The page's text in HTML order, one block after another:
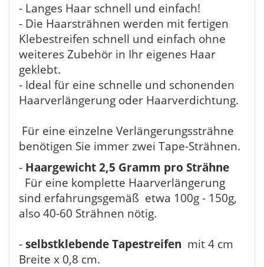
- Langes Haar schnell und einfach!
- Die Haarsträhnen werden mit fertigen
Klebestreifen schnell und einfach ohne
weiteres Zubehör in Ihr eigenes Haar
geklebt.
- Ideal für eine schnelle und schonenden
Haarverlängerung oder Haarverdichtung.
Für eine einzelne Verlängerungssträhne
benötigen Sie immer zwei Tape-Strähnen.
- Haargewicht 2,5 Gramm pro Strähne
Für eine komplette Haarverlängerung
sind erfahrungsgemäß etwa 100g - 150g,
also 40-60 Strähnen nötig.
- selbstklebende Tapestreifen mit 4 cm
Breite x 0,8 cm.